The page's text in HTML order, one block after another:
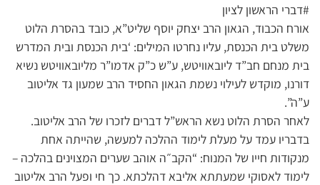
#דברי הראשון לציון
אורח הכבוד, הגאון הרב יצחק יוסף שליט”א, כובד בהסרת הלוט
משלט בית הכנסת, עליו נחרטו המילים: ‘בית הכנסת ובית המדרש
בית מנחם חב”ד ליובאוויטש, ע”ש כ”ק אדמו”ר מליובאוויטש נשיא
דורנו, מוקדש לעילוי נשמת הגאון החסיד הרב שמעון גד אליטוב
ע”ה”.
לאחר הסרת הלוט נשא הראש”ל דברים לזכרו של הרב אליטוב.
בדבריו עמד על מעלת לימוד ההלכה למעשה, שהייתה אחת
מנקודות חייו של המנוח: “הקב״ה אוהב שערים המצוינים בהלכה –
לימוד לאסוקי שמעתתא אליבא דהלכתא. כך חי ופעל הרב אליטוב